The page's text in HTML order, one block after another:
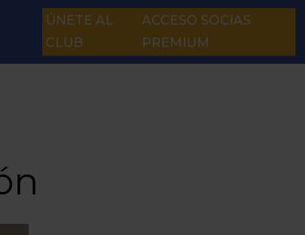
ÚNETE AL
CLUB
ACCESO SOCIAS
PREMIUM